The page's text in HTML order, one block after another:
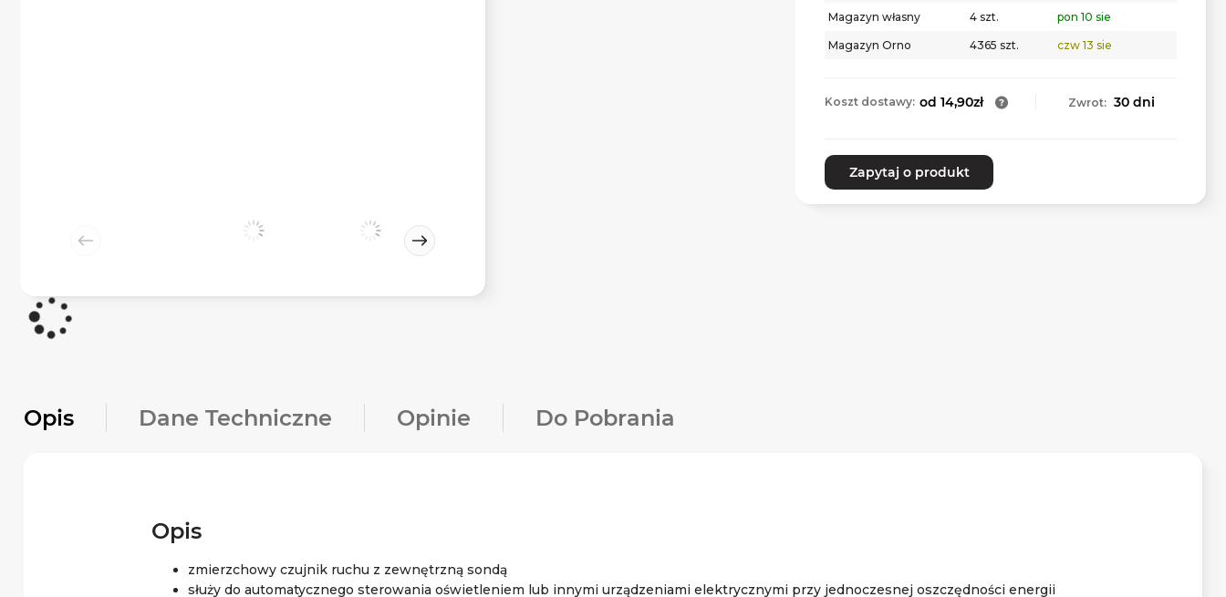
Magazyn własny 4 szt. pon 10 sie
Magazyn Orno 4365 szt. czw 13 sie
Koszt dostawy: od 14,90zł Zwrot: 30 dni
Zapytaj o produkt
Opis Dane Techniczne Opinie Do Pobrania
Opis
zmierzchowy czujnik ruchu z zewnętrzną sondą
służy do automatycznego sterowania oświetleniem lub innymi urządzeniami elektrycznymi przy jednoczesnej oszczędności energii